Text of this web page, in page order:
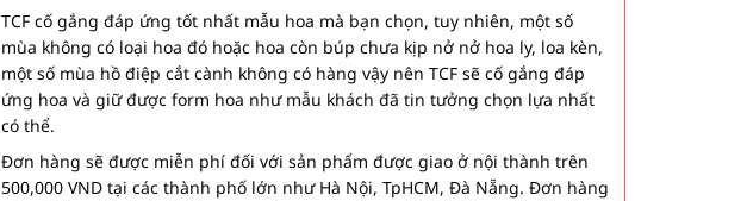
TCF cố gắng đáp ứng tốt nhất mẫu hoa mà bạn chọn, tuy nhiên, một số
mùa không có loại hoa đó hoặc hoa còn búp chưa kịp nở nở hoa ly, loa kèn,
một số mùa hồ điệp cắt cành không có hàng vậy nên TCF sẽ cố gắng đáp
ứng hoa và giữ được form hoa như mẫu khách đã tin tưởng chọn lựa nhất
có thể.
Đơn hàng sẽ được miễn phí đối với sản phẩm được giao ở nội thành trên
500,000 VND tại các thành phố lớn như Hà Nội, TpHCM, Đà Nẵng. Đơn hàng